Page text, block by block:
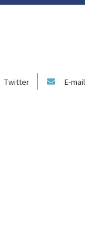
Twitter E-mail